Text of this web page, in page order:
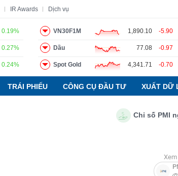
IR Awards Dịch vụ
0.19%
0.27%
0.24%
VN30F1M 1,890.10 -5.90
Dầu 77.08 -0.97
Spot Gold 4,341.71 -0.70
TRÁI PHIẾU CÔNG CỤ ĐẦU TƯ XUẤT DỮ
Chỉ số PMI
Báo cáo phân tích Thuật ngữ